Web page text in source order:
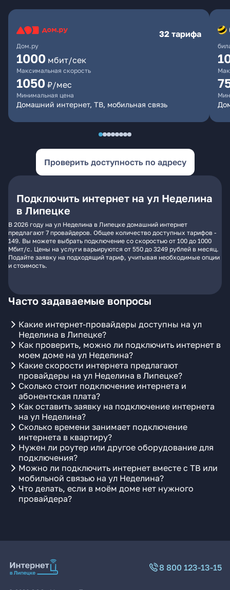
Дом.ру
32 тарифа
1000 мбит/сек
Максимальная скорость
1050 ₽/мес
Минимальная цена
Домашний интернет, ТВ, мобильная связь
Проверить доступность по адресу
Подключить интернет на ул Неделина
в Липецке
В 2026 году на ул Неделина в Липецке домашний интернет
предлагают 7 провайдеров. Общее количество доступных тарифов -
149. Вы можете выбрать подключение со скоростью от 100 до 1000
Мбит/с. Цены на услуги варьируются от 550 до 3249 рублей в месяц.
Подайте заявку на подходящий тариф, учитывая необходимые опции
и стоимость.
Часто задаваемые вопросы
Какие интернет-провайдеры доступны на ул
Неделина в Липецке?
Как проверить, можно ли подключить интернет в
моем доме на ул Неделина?
Какие скорости интернета предлагают
провайдеры на ул Неделина в Липецке?
Сколько стоит подключение интернета и
абонентская плата?
Как оставить заявку на подключение интернета
на ул Неделина?
Сколько времени занимает подключение
интернета в квартиру?
Нужен ли роутер или другое оборудование для
подключения?
Можно ли подключить интернет вместе с ТВ или
мобильной связью на ул Неделина?
Что делать, если в моём доме нет нужного
провайдера?
8 800 123-13-15